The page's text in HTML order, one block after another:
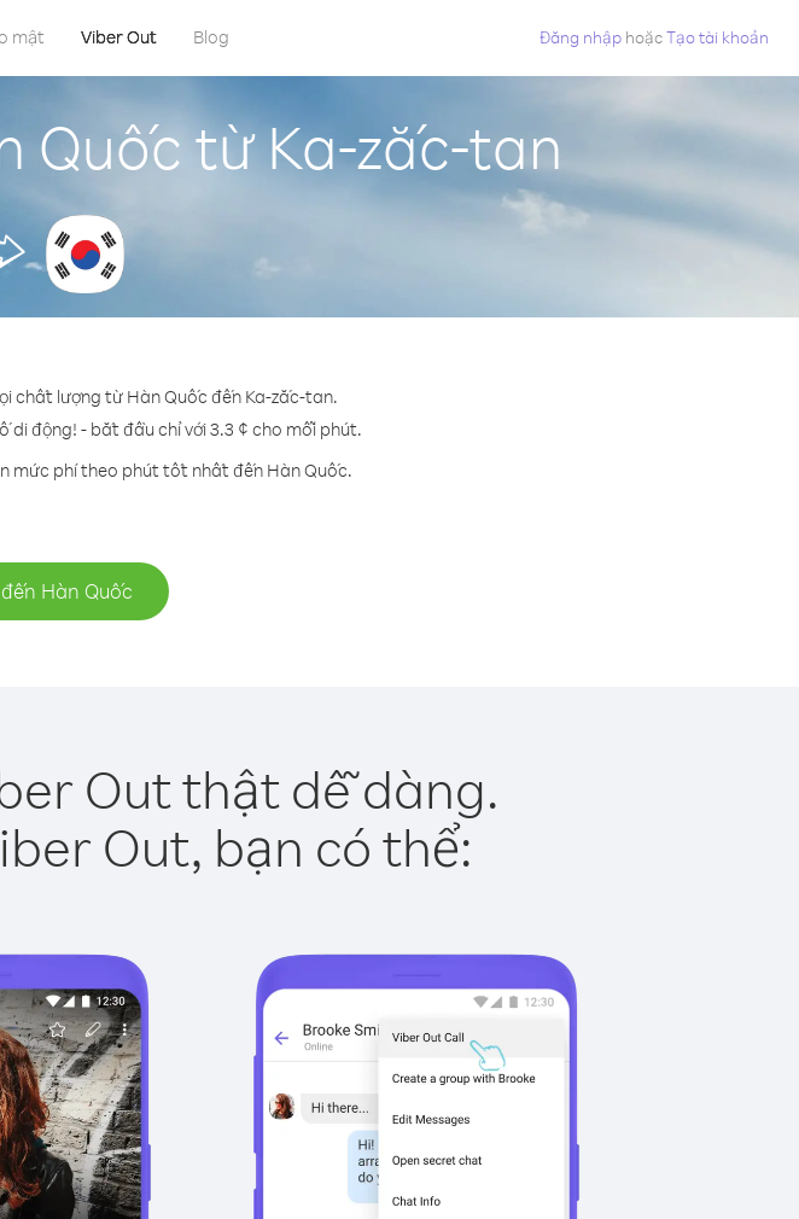
mật Viber Out Blog Đăng nhập hoặcTạo tài khoản
Quốc từ Ka-zắc-tan
chất lượng từ Hàn Quốc đến Ka-zắc-tan.
di động! - bắt đầu chỉ với 3.3 ¢ cho mỗi phút.
mức phí theo phút tốt nhất đến Hàn Quốc.
Hàn Quốc
Out thật dễ dàng.
Out, bạn có thể: